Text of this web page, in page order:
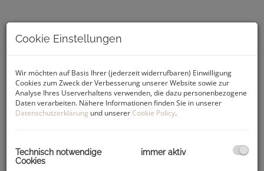
Im Norden des 14. Grazer Stadtbezirks Eggenberg liegt das
Projekt„Südblick Eggenberg“. Entdecken Sie dieperfekte
Kombination aus Natur und Stadtlebenin der exklusiven
über der Straße erhöhte, modern gestaltete Baukörper mit
insgesamt
24 Wohneinheiten
großzügigen
Cookie Einstellungen
Wir möchten auf Basis Ihrer (jederzeit widerrufbaren) Einwilligung
Cookies zum Zweck der Verbesserung unserer Website sowie zur
Analyse Ihres Userverhaltens verwenden, die dazu personenbezogene
Daten verarbeiten. Nähere Informationen finden Sie in unserer
Datenschutzerklärung und unserer Cookie Policy.
Technisch notwendige
Cookies
immer aktiv